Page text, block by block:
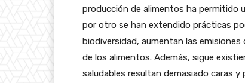
producción de alimentos ha permitido
por otro se han extendido prácticas
biodiversidad, aumentan las
de los alimentos. Además, sigue
saludables resultan demasiado caras